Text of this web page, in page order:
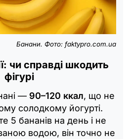
Банани. Фото: faktypro.com.ua
чи справді шкодить
фігурі
— 90–120 ккал, що не
солодкому йогурті.
5 бананів на день і не
водою, він точно не